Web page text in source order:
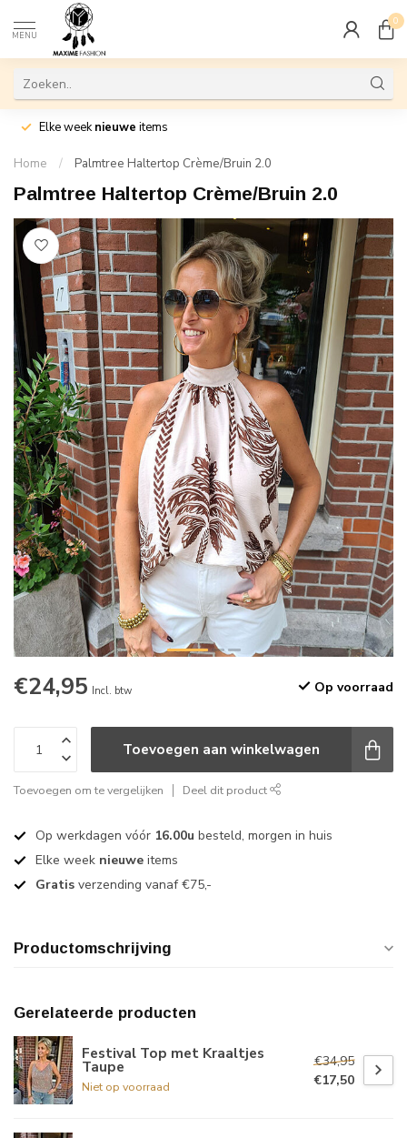
MENU
0
Elke weeknieuwe items
Home / Palmtree Haltertop Crème/Bruin 2.0
Palmtree Haltertop Crème/Bruin 2.0
€24,95 Incl. btw Op voorraad
Toevoegen aan winkelwagen
Toevoegen om te vergelijken Deel dit product
Op werkdagen vóór 16.00u besteld, morgen in huis
Elke week nieuwe items
Gratis verzending vanaf €75,-
Productomschrijving
Gerelateerde producten
Festival Top met Kraaltjes
Taupe
Niet op voorraad
€34,95
€17,50